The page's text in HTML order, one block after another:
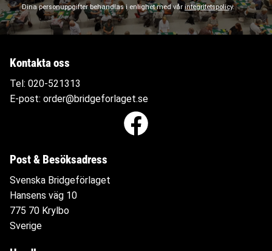
Dina personuppgifter behandlas i enlighet med vår integritetspolicy.
Kontakta oss
Tel: 020-521313
E-post: order@bridgeforlaget.se
Post & Besöksadress
Svenska Bridgeförlaget
Hansens väg 10
775 70 Krylbo
Sverige